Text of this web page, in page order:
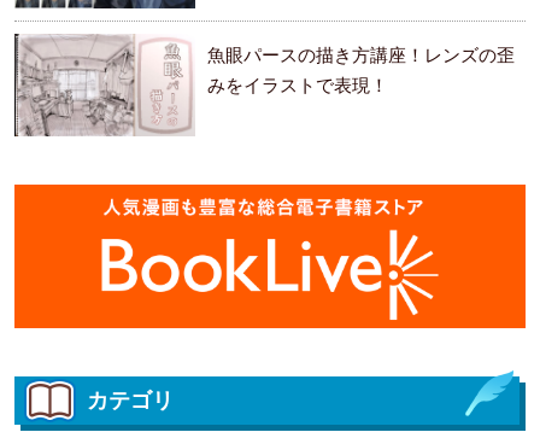
ます。
魚眼パースの描き方講座！レンズの歪
みをイラストで表現！
カテゴリ